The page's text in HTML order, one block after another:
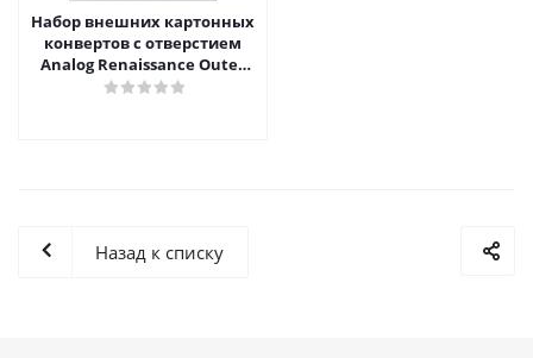
Набор внешних картонных
конвертов с отверстием
Analog Renaissance Оuter
Carton Jacket, 10шт, AR-
Назад к списку